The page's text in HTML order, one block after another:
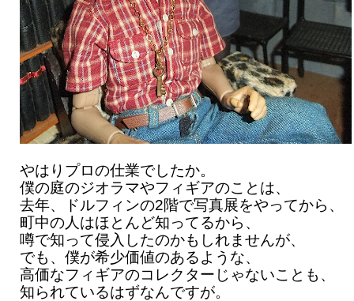
やはりプロの仕業でしたか。
僕の庭のジオラマやフィギアのことは、
去年、ドルフィンの2階で写真展をやってから、
町中の人はほとんど知ってるから、
噂で知って侵入したのかもしれませんが、
でも、僕が希少価値のあるような、
高価なフィギアのコレクターじゃないことも、
知られているはずなんですが。